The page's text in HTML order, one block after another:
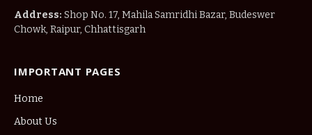
Address: Shop No. 17, Mahila Samridhi Bazar, Budeswer
Chowk, Raipur, Chhattisgarh
IMPORTANT PAGES
Home
About Us